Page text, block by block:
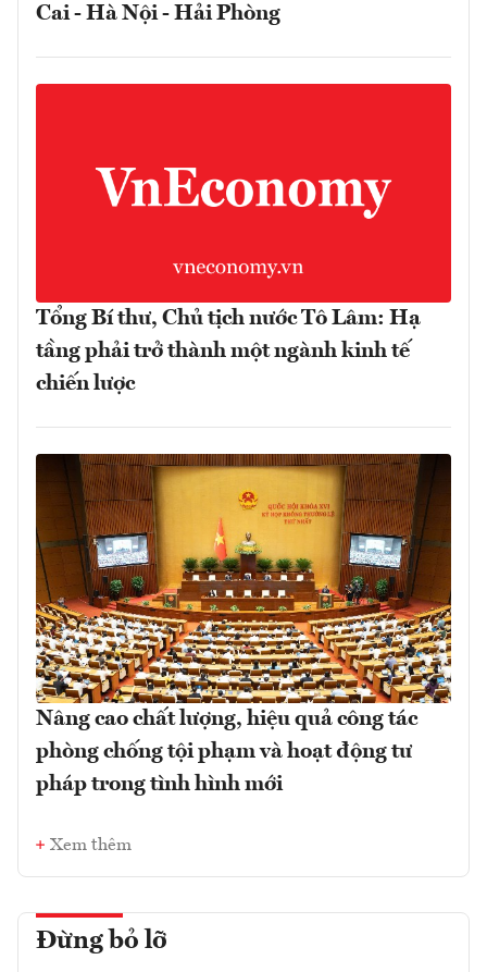
Cai - Hà Nội - Hải Phòng
Tổng Bí thư, Chủ tịch nước Tô Lâm: Hạ
tầng phải trở thành một ngành kinh tế
chiến lược
Nâng cao chất lượng, hiệu quả công tác
phòng chống tội phạm và hoạt động tư
pháp trong tình hình mới
Xem thêm
Đừng bỏ lỡ